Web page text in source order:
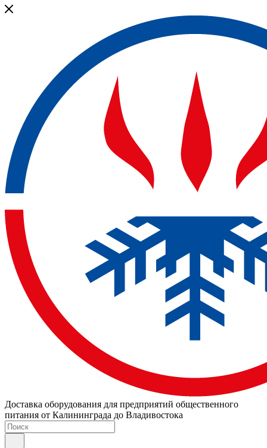
Доставка оборудования для предприятий общественного
питания от Калининграда до Владивостока